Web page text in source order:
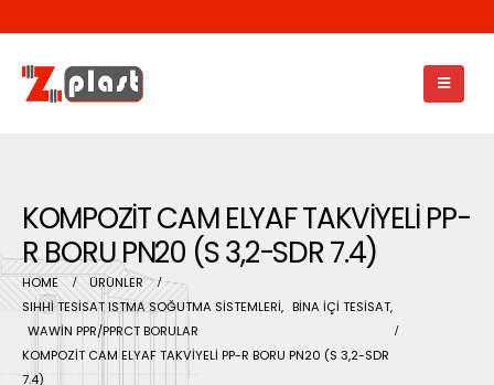
KOMPOZİT CAM ELYAF TAKVİYELİ PP-
R BORU PN20 (S 3,2-SDR 7.4)
HOME
ÜRÜNLER
SIHHİ TESİSAT ISTMA SOĞUTMA SİSTEMLERİ, BİNA İÇİ TESİSAT,
WAWİN PPR/PPRCT BORULAR
KOMPOZİT CAM ELYAF TAKVİYELİ PP-R BORU PN20 (S 3,2-SDR
7.4)